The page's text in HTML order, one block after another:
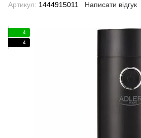
Артикул: 1444915011 Написати відгук
4
4